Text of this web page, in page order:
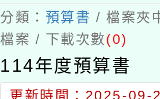
分類： 預算書 / 檔案夾
檔案 / 下載次數(0)
114年度預算書
更新時間：2025-09-